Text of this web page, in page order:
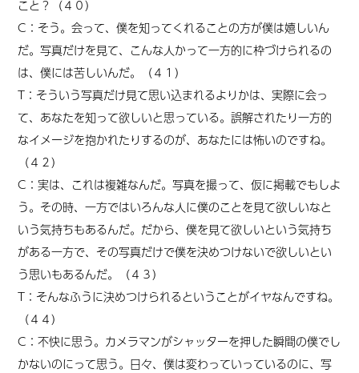
こと？（４０）
C：そう。会って、僕を知ってくれることの方が僕は嬉しいん
だ。写真だけを見て、こんな人かって一方的に枠づけられるの
は、僕には苦しいんだ。（４１）
T：そういう写真だけ見て思い込まれるよりかは、実際に会っ
て、あなたを知って欲しいと思っている。誤解されたり一方的
なイメージを抱かれたりするのが、あなたには怖いのですね。
（４２）
C：実は、これは複雑なんだ。写真を撮って、仮に掲載でもしよ
う。その時、一方ではいろんな人に僕のことを見て欲しいなと
いう気持ちもあるんだ。だから、僕を見て欲しいという気持ち
がある一方で、その写真だけで僕を決めつけないで欲しいとい
う思いもあるんだ。（４３）
T：そんなふうに決めつけられるということがイヤなんですね。
（４４）
C：不快に思う。カメラマンがシャッターを押した瞬間の僕でし
かないのにって思う。日々、僕は変わっていっているのに、写